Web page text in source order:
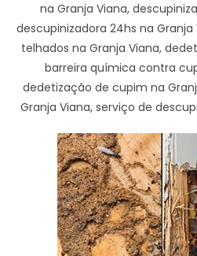
na Granja Viana,
descupinizadora 24hs na
telhados na Granja Viana,
barreira química contra
dedetização de cupim na
Granja Viana, serviço de